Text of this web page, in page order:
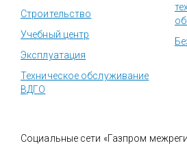
Строительство
Учебный центр
Эксплуатация
Техническое обслуживание
ВДГО
Социальные сети «Газпром